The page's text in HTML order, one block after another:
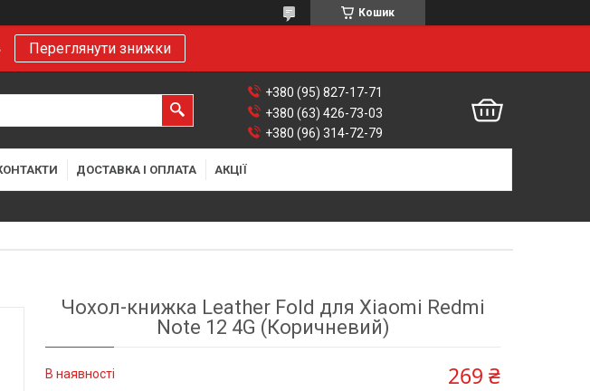
Кошик
Переглянути знижки
+380 (95) 827-17-71
+380 (63) 426-73-03
+380 (96) 314-72-79
ДОСТАВКА І ОПЛАТА АКЦІЇ
Чохол-книжка Leather Fold для Xiaomi Redmi
Note 12 4G (Коричневий)
В наявності 269 ₴